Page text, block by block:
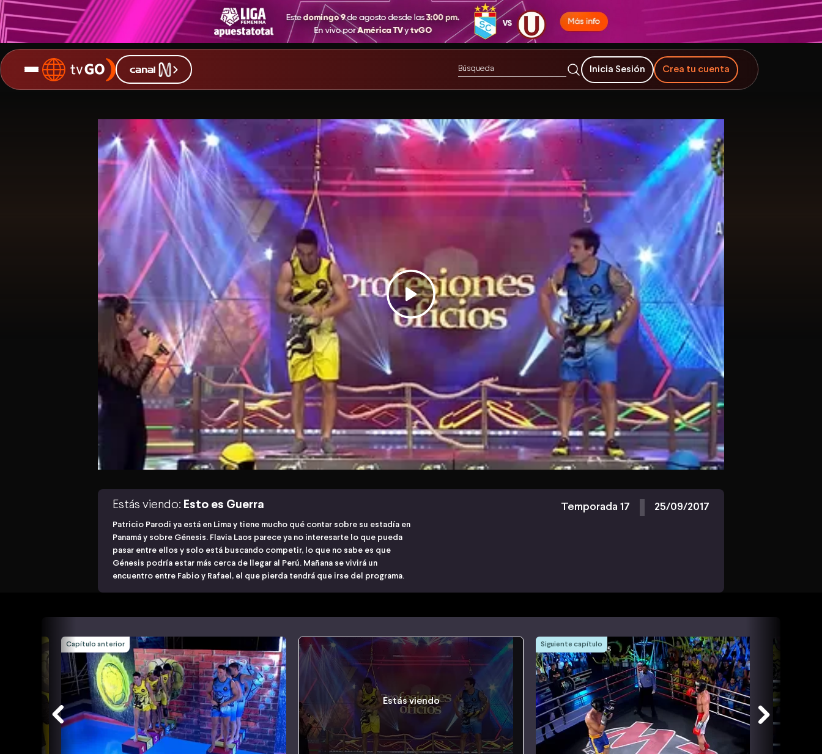
Inicia Sesión Crea tu cuenta
Estás viendo: Esto es Guerra
Patricio Parodi ya está en Lima y tiene mucho qué contar sobre su estadía en
Panamá y sobre Génesis. Flavia Laos parece ya no interesarte lo que pueda
pasar entre ellos y solo está buscando competir, lo que no sabe es que
Génesis podría estar más cerca de llegar al Perú. Mañana se vivirá un
encuentro entre Fabio y Rafael, el que pierda tendrá que irse del programa.
Temporada 17 25/09/2017
Capítulo anterior
Estás viendo
Siguiente capítulo